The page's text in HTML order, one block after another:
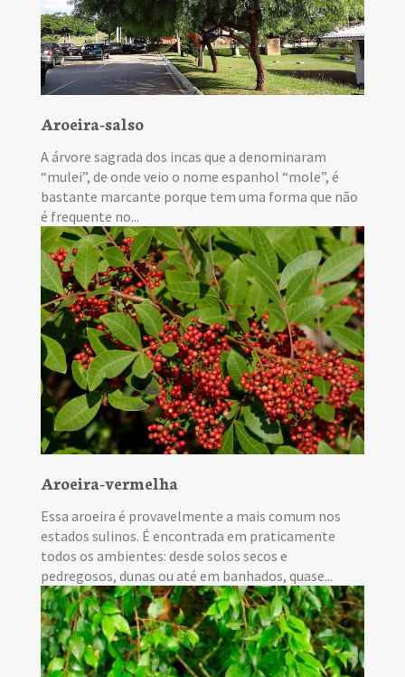
Aroeira-salso
A árvore sagrada dos incas que a denominaram
“mulei”, de onde veio o nome espanhol “mole”, é
bastante marcante porque tem uma forma que não
é frequente no...
Aroeira-vermelha
Essa aroeira é provavelmente a mais comum nos
estados sulinos. É encontrada em praticamente
todos os ambientes: desde solos secos e
pedregosos, dunas ou até em banhados, quase...